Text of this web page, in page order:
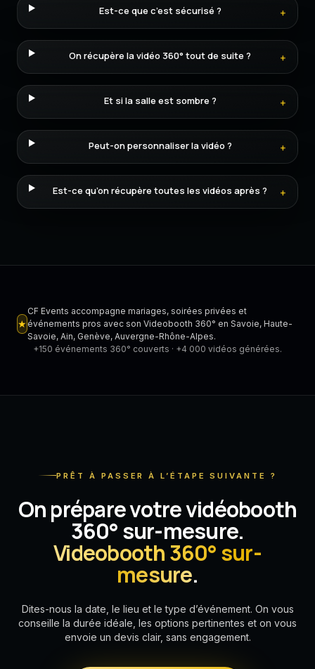
Est-ce que c’est sécurisé ? +
On récupère la vidéo 360° tout de suite ? +
Et si la salle est sombre ? +
Peut-on personnaliser la vidéo ? +
Est-ce qu’on récupère toutes les vidéos après ? +
★
CF Events accompagne mariages, soirées privées et
événements pros avec son Videobooth 360° en Savoie, Haute-
Savoie, Ain, Genève, Auvergne-Rhône-Alpes.
+150 événements 360° couverts · +4 000 vidéos générées.
PRÊT À PASSER À L’ÉTAPE SUIVANTE ?
On prépare votre vidéobooth
360° sur-mesure.
Videobooth 360° sur-
mesure.
Dites-nous la date, le lieu et le type d’événement. On vous
conseille la durée idéale, les options pertinentes et on vous
envoie un devis clair, sans engagement.